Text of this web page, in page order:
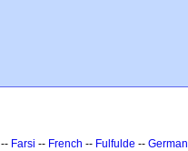
-- Farsi -- French -- Fulfulde -- German